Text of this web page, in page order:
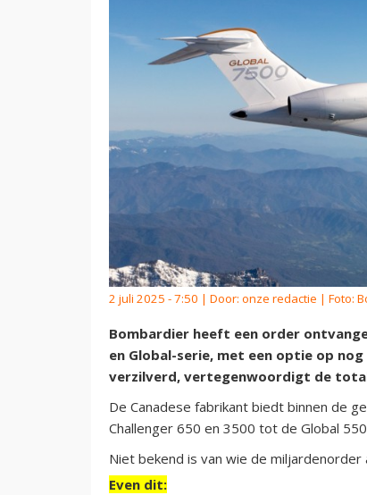
2 juli 2025 - 7:50 | Door: onze redactie | Foto:
Bombardier heeft een order
en Global-serie, met een optie op
verzilverd, vertegenwoordigt de
De Canadese fabrikant biedt binnen de
Challenger 650 en 3500 tot de Global
Niet bekend is van wie de miljardenorder
Even dit: